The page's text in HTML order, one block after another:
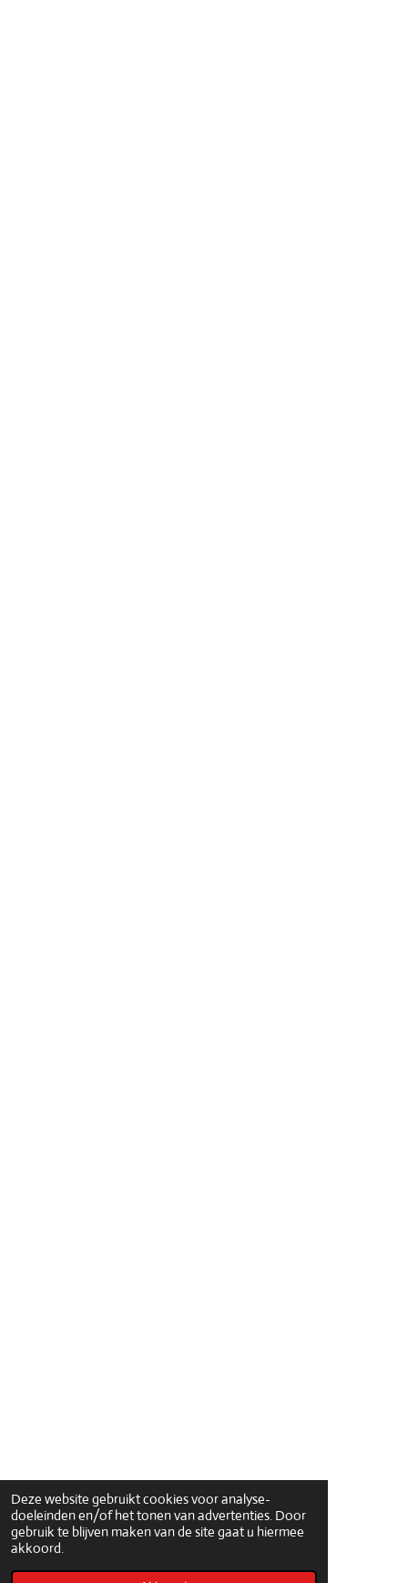
Deze website gebruikt cookies voor analyse-
doeleinden en/of het tonen van advertenties. Door
gebruik te blijven maken van de site gaat u hiermee
akkoord.